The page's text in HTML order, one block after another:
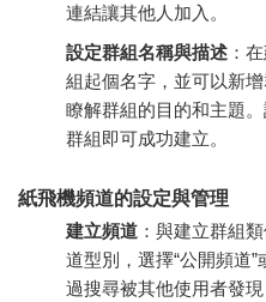
連結讓其他人加入。
設定群組名稱與描述 ：
組起個名字，並可以新
瞭解群組的目的和主題。
群組即可成功建立。
紙飛機頻道的設定與管理
建立頻道 ：與建立群組
道型別，選擇“公開頻道”
過搜尋被其他使用者發